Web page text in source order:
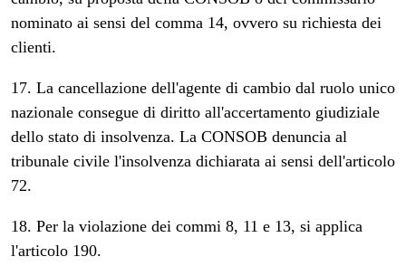
nominato ai sensi del comma 14, ovvero su richiesta dei
clienti.
17. La cancellazione dell'agente di cambio dal ruolo unico
nazionale consegue di diritto all'accertamento giudiziale
dello stato di insolvenza. La CONSOB denuncia al
tribunale civile l'insolvenza dichiarata ai sensi dell'articolo
72.
18. Per la violazione dei commi 8, 11 e 13, si applica
l'articolo 190.